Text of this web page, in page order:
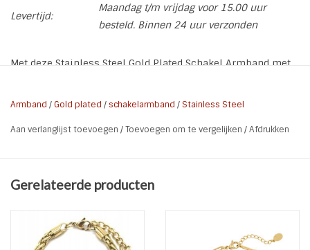
Levertijd:
Maandag t/m vrijdag voor 15.00 uur
besteld. Binnen 24 uur verzonden
Met deze Stainless Steel Gold Plated Schakel Armband met
wel roestvast staal of edelstaal genoemd, blijft mooi en
Armband /Gold plated /schakelarmband / Stainless Steel
Aan verlanglijst toevoegen /Toevoegen om te vergelijken /Afdrukken
Gerelateerde producten